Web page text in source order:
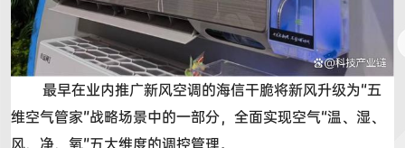
最早在业内推广新风空调的海信干脆将新风升级为“五
维空气管家”战略场景中的一部分，全面实现空气“温、湿、
风、净、氧”五大维度的调控管理。